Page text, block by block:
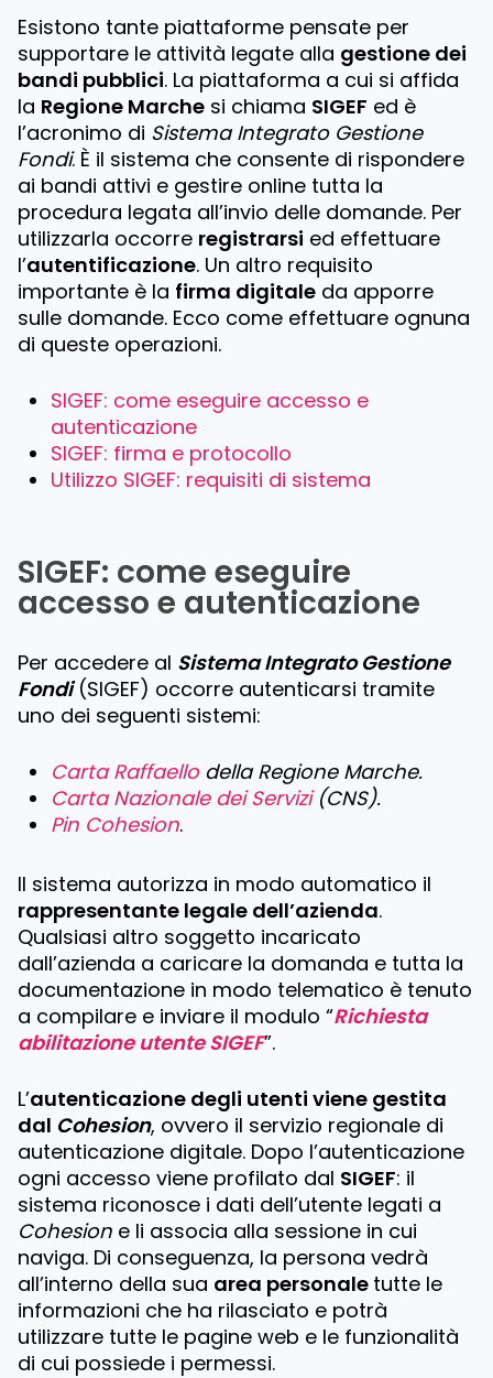
Esistono tante piattaforme pensate per
supportare le attività legate alla gestione dei
bandi pubblici. La piattaforma a cui si affida
la Regione Marche si chiama SIGEF ed è
l’acronimo di Sistema Integrato Gestione
Fondi. È il sistema che consente di rispondere
ai bandi attivi e gestire online tutta la
procedura legata all’invio delle domande. Per
utilizzarla occorre registrarsi ed effettuare
l’autentificazione. Un altro requisito
importante è la firma digitale da apporre
sulle domande. Ecco come effettuare ognuna
di queste operazioni.
SIGEF: come eseguire accesso e
autenticazione
SIGEF: firma e protocollo
Utilizzo SIGEF: requisiti di sistema
SIGEF: come eseguire
accesso e autenticazione
Per accedere al Sistema Integrato Gestione
Fondi(SIGEF) occorre autenticarsi tramite
uno dei seguenti sistemi:
Carta Raffaellodella Regione Marche.
Carta Nazionale dei Servizi(CNS).
Pin Cohesion.
Il sistema autorizza in modo automatico il
rappresentante legale dell’azienda.
Qualsiasi altro soggetto incaricato
dall’azienda a caricare la domanda e tutta la
documentazione in modo telematico è tenuto
a compilare e inviare il modulo “Richiesta
abilitazione utente SIGEF”.
L’autenticazione degli utenti viene gestita
dal Cohesion, ovvero il servizio regionale di
autenticazione digitale. Dopo l’autenticazione
ogni accesso viene profilato dal SIGEF: il
sistema riconosce i dati dell’utente legati a
Cohesion e li associa alla sessione in cui
naviga. Di conseguenza, la persona vedrà
all’interno della sua area personale tutte le
informazioni che ha rilasciato e potrà
utilizzare tutte le pagine web e le funzionalità
di cui possiede i permessi.